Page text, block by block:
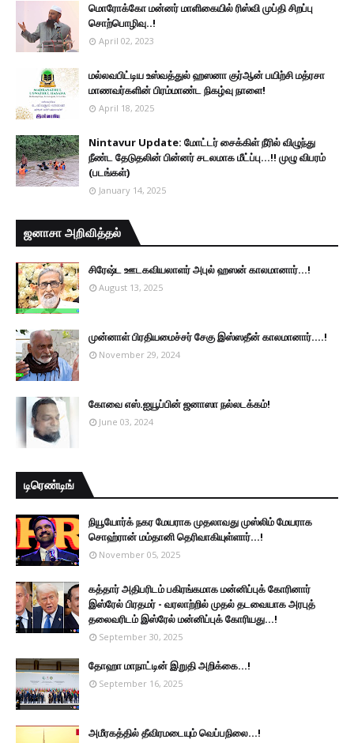
மொரோக்கோ மன்னர் மாளிகையில் ரிஸ்வி முப்தி சிறப்பு
சொற்பொழிவு..!
April 02, 2023
மல்லவபிட்டிய உஸ்வத்துல் ஹஸனா குர்ஆன் பயிற்சி மத்ரசா
மாணவர்களின் பிரம்மாண்ட நிகழ்வு நாளை!
April 18, 2025
Nintavur Update: மோட்டர் சைக்கிள் நீரில் விழுந்து
நீண்ட தேடுதலின் பின்னர் சடலமாக மீட்ப்பு…!! முழு விபரம்
(படங்கள்)
January 14, 2025
ஜனாசா அறிவித்தல்
சிரேஷ்ட ஊடகவியலாளர் அபுல் ஹஸன் காலமானார்...!
August 13, 2025
முன்னாள் பிரதியமைச்சர் சேகு இஸ்ஸதீன் காலமானார்….!
November 29, 2024
கோவை எஸ்.ஐயூப்பின் ஜனாஸா நல்லடக்கம்!
June 03, 2024
டிரெண்டிங்
நியூயோர்க் நகர மேயராக முதலாவது முஸ்லிம் மேயராக
சொஹ்ரான் மம்தானி தெரிவாகியுள்ளார்...!
November 05, 2025
கத்தார் அதிபரிடம் பகிரங்கமாக மன்னிப்புக் கோரினார்
இஸ்ரேல் பிரதமர் - வரலாற்றில் முதல் தடவையாக அரபுத்
தலைவரிடம் இஸ்ரேல் மன்னிப்புக் கோரியது...!
September 30, 2025
தோஹா மாநாட்டின் இறுதி அறிக்கை...!
September 16, 2025
அமீரகத்தில் தீவிரமடையும் வெப்பநிலை...!